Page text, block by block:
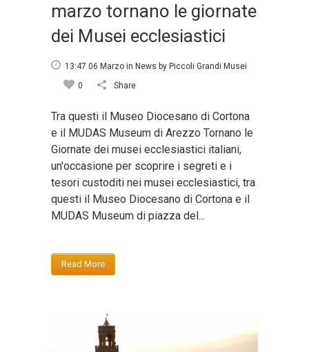
marzo tornano le giornate
dei Musei ecclesiastici
13:47 06 Marzo in News by Piccoli Grandi Musei
0
Share
Tra questi il Museo Diocesano di Cortona
e il MUDAS Museum di Arezzo Tornano le
Giornate dei musei ecclesiastici italiani,
un'occasione per scoprire i segreti e i
tesori custoditi nei musei ecclesiastici, tra
questi il Museo Diocesano di Cortona e il
MUDAS Museum di piazza del...
Read More